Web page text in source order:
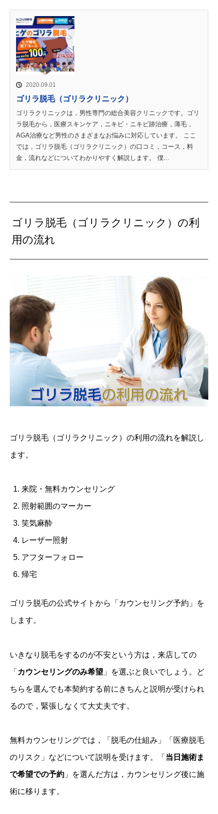
2020.09.01
ゴリラ脱毛（ゴリラクリニック）
ゴリラクリニックは，男性専門の総合美容クリニックです。ゴリ
ラ脱毛から，医療スキンケア，ニキビ・ニキビ跡治療，薄毛，
AGA治療など男性のさまざまなお悩みに対応しています。 ここ
では，ゴリラ脱毛（ゴリラクリニック）の口コミ，コース，料
金，流れなどについてわかりやすく解説します。 僕...
ゴリラ脱毛（ゴリラクリニック）の利
用の流れ
ゴリラ脱毛（ゴリラクリニック）の利用の流れを解説し
ます。
来院・無料カウンセリング
照射範囲のマーカー
笑気麻酔
レーザー照射
アフターフォロー
帰宅
ゴリラ脱毛の公式サイトから「カウンセリング予約」を
します。
いきなり脱毛をするのが不安という方は，来店しての
「 カウンセリングのみ希望 」を選ぶと良いでしょう。ど
ちらを選んでも本契約する前にきちんと説明が受けられ
るので，緊張しなくて大丈夫です。
無料カウンセリングでは，「脱毛の仕組み」「医療脱毛
のリスク」などについて説明を受けます。「 当日施術ま
で希望での予約 」を選んだ方は，カウンセリング後に施
術に移ります。